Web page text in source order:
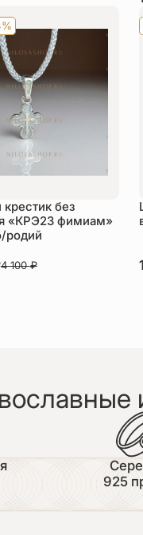
без
«КРЭ23 фимиам»
родий
4 100₽
925